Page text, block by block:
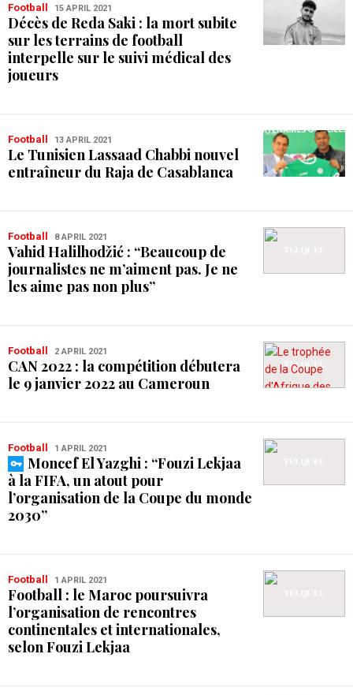
Football 15 APRIL 2021
Décès de Reda Saki : la mort subite
sur les terrains de football
interpelle sur le suivi médical des
joueurs
Football 13 APRIL 2021
Le Tunisien Lassaad Chabbi nouvel
entraîneur du Raja de Casablanca
Football 8 APRIL 2021
Vahid Halilhodžić : “Beaucoup de
journalistes ne m’aiment pas. Je ne
les aime pas non plus”
Football 2 APRIL 2021
CAN 2022 : la compétition débutera
le 9 janvier 2022 au Cameroun
Football 1 APRIL 2021
Moncef El Yazghi : “Fouzi Lekjaa
à la FIFA, un atout pour
l’organisation de la Coupe du monde
2030”
Football 1 APRIL 2021
Football : le Maroc poursuivra
l’organisation de rencontres
continentales et internationales,
selon Fouzi Lekjaa